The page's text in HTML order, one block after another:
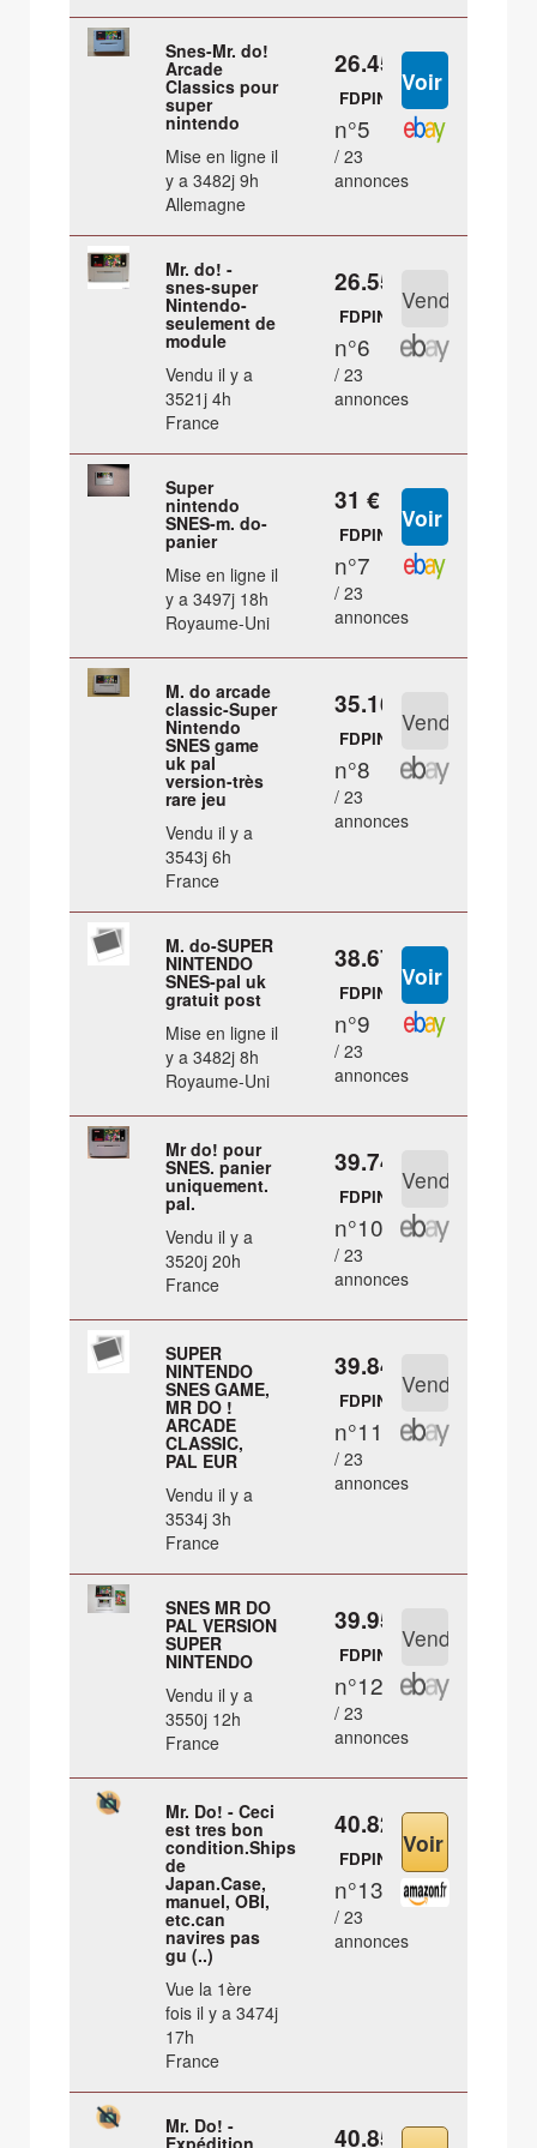
Snes-Mr. do!
Arcade
Classics pour
super
nintendo
Mise en ligne il
y a 3482j 9h
Allemagne
26.45 €
FDPIN
n°5
/ 23
annonces
Mr. do! -
snes-super
Nintendo-
seulement de
module
Vendu il y a
3521j 4h
France
26.55 €
FDPIN
n°6
/ 23
annonces
Super
nintendo
SNES-m. do-
panier
Mise en ligne il
y a 3497j 18h
Royaume-Uni
31 €
FDPIN
n°7
/ 23
annonces
M. do arcade
classic-Super
Nintendo
SNES game
uk pal
version-très
rare jeu
Vendu il y a
3543j 6h
France
35.16 €
FDPIN
n°8
/ 23
annonces
M. do-SUPER
NINTENDO
SNES-pal uk
gratuit post
Mise en ligne il
y a 3482j 8h
Royaume-Uni
38.67 €
FDPIN
n°9
/ 23
annonces
Mr do! pour
SNES. panier
uniquement.
pal.
Vendu il y a
3520j 20h
France
39.74 €
FDPIN
n°10
/ 23
annonces
SUPER
NINTENDO
SNES GAME,
MR DO !
ARCADE
CLASSIC,
PAL EUR
Vendu il y a
3534j 3h
France
39.84 €
FDPIN
n°11
/ 23
annonces
SNES MR DO
PAL VERSION
SUPER
NINTENDO
Vendu il y a
3550j 12h
France
39.95 €
FDPIN
n°12
/ 23
annonces
Mr. Do! - Ceci
est tres bon
condition.Ships
de
Japan.Case,
manuel, OBI,
etc.can
navires pas
gu (..)
Vue la 1ère
fois il y a 3474j
17h
France
40.82 €
FDPIN
n°13
/ 23
annonces
Mr. Do! - 40.85 €